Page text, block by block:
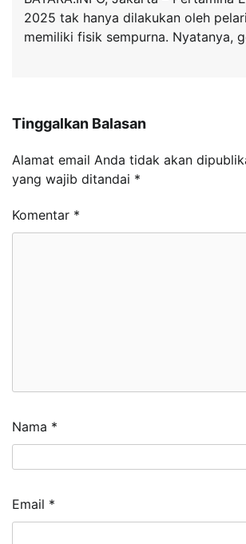
2025 tak hanya dilakukan oleh
memiliki fisik sempurna. Nyatanya,
Tinggalkan Balasan
Alamat email Anda tidak akan
yang wajib ditandai *
Komentar *
Nama *
Email *